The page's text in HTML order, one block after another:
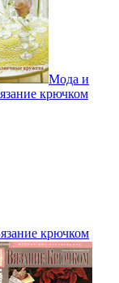
Мода и
крючком
крючком